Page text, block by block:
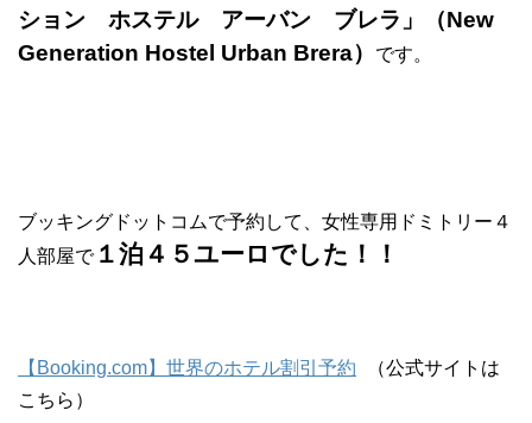
ション ホステル アーバン ブレラ」（New
Generation Hostel Urban Brera）
です。
ブッキングドットコムで予約して、女性専用ドミトリー４
人部屋で１泊４５ユーロでした！！
【Booking.com】世界のホテル割引予約
（公式サイトは
こちら）